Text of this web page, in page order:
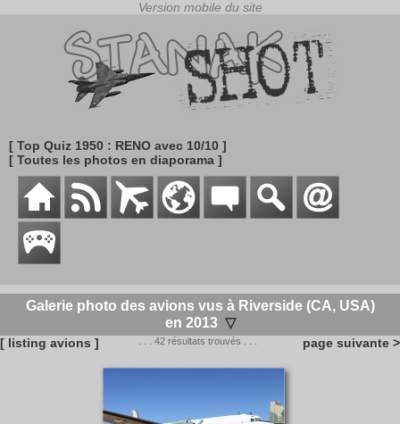
[ Top Quiz 1950 : RENO avec 10/10 ]
[ Toutes les photos en diaporama ]
Galerie photo des avions vus à Riverside (CA, USA)
en 2013▽
[ listing avions ] . . . 42 résultats trouvés . . . page suivante >